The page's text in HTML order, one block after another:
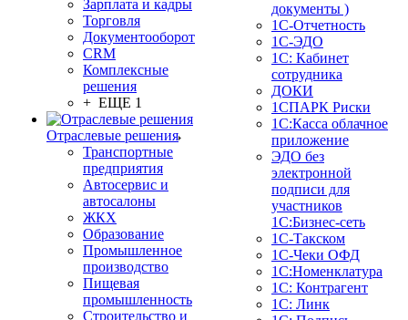
Зарплата и кадры
Торговля
Документооборот
CRM
Комплексные
решения
+ ЕЩЕ 1
Отраслевые решения
Транспортные
предприятия
Автосервис и
автосалоны
ЖКХ
Образование
Промышленное
производство
Пищевая
промышленность
Строительство и
документы )
1С-Отчетность
1С-ЭДО
1С: Кабинет
сотрудника
ДОКИ
1СПАРК Риски
1С:Касса облачное
приложение
ЭДО без
электронной
подписи для
участников
1С:Бизнес-сеть
1С-Такском
1С-Чеки ОФД
1С:Номенклатура
1С: Контрагент
1С: Линк